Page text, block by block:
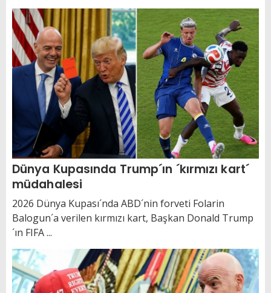
Dünya Kupasında Trump´ın ´kırmızı kart´
müdahalesi
2026 Dünya Kupası´nda ABD´nin forveti Folarin
Balogun´a verilen kırmızı kart, Başkan Donald Trump
´ın FIFA ...